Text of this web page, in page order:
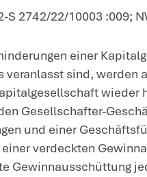
der
einer